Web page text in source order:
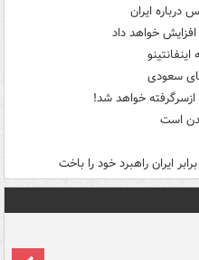
درباره ایران
افزایش خواهد داد
سعودی
ازسرگرفته خواهد شد!
است
ایران راهبرد خود را باخت